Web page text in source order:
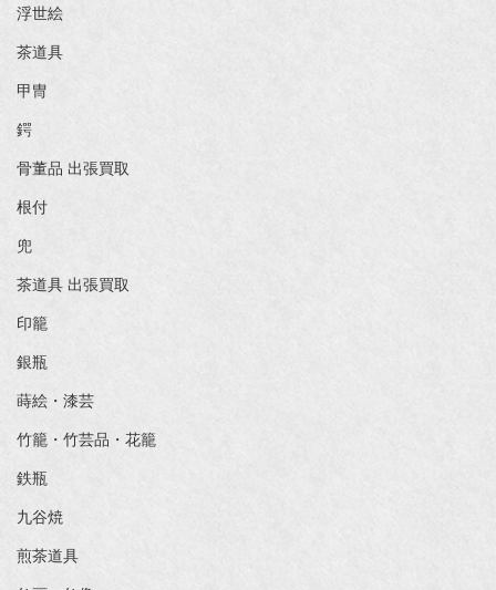
浮世絵
茶道具
甲冑
鍔
骨董品 出張買取
根付
兜
茶道具 出張買取
印籠
銀瓶
蒔絵・漆芸
竹籠・竹芸品・花籠
鉄瓶
九谷焼
煎茶道具